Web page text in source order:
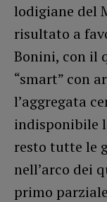
lodigiane del
risultato a
Bonini, con il
“smart” con
l’aggregata
indisponibile
resto tutte le
nell’arco dei
primo